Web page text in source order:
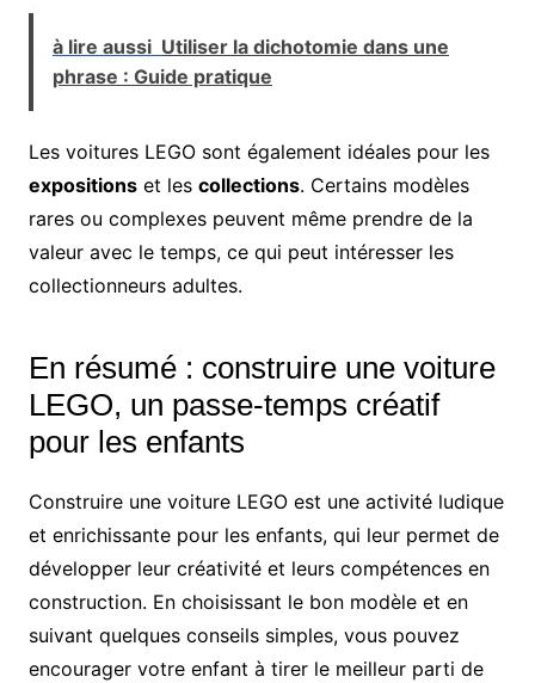
à lire aussi Utiliser la dichotomie dans une
phrase : Guide pratique
Les voitures LEGO sont également idéales pour les
expositionset les collections. Certains modèles
rares ou complexes peuvent même prendre de la
valeur avec le temps, ce qui peut intéresser les
collectionneurs adultes.
En résumé : construire une voiture
LEGO, un passe-temps créatif
pour les enfants
Construire une voiture LEGO est une activité ludique
et enrichissante pour les enfants, qui leur permet de
développer leur créativité et leurs compétences en
construction. En choisissant le bon modèle et en
suivant quelques conseils simples, vous pouvez
encourager votre enfant à tirer le meilleur parti de